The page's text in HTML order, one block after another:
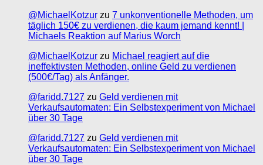
@MichaelKotzur zu 7 unkonventionelle Methoden, um
täglich 150€ zu verdienen, die kaum jemand kennt! |
Michaels Reaktion auf Marius Worch
@MichaelKotzur zu Michael reagiert auf die
ineffektivsten Methoden, online Geld zu verdienen
(500€/Tag) als Anfänger.
@faridd.7127 zu Geld verdienen mit
Verkaufsautomaten: Ein Selbstexperiment von Michael
über 30 Tage
@faridd.7127 zu Geld verdienen mit
Verkaufsautomaten: Ein Selbstexperiment von Michael
über 30 Tage